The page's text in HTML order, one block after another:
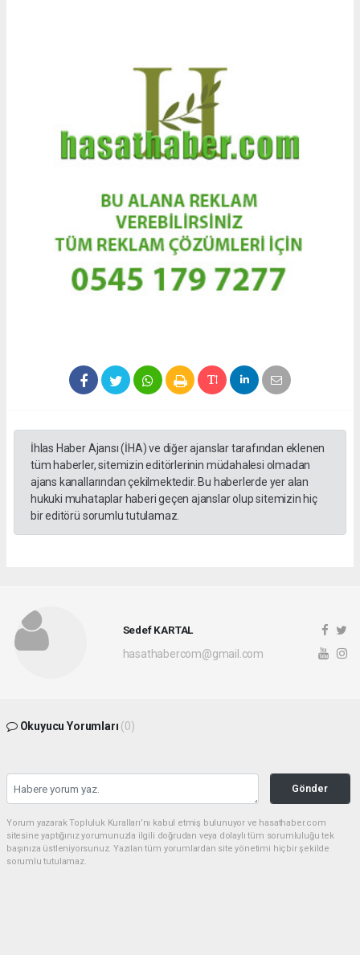
İhlas Haber Ajansı (İHA) ve diğer ajanslar tarafından eklenen
tüm haberler, sitemizin editörlerinin müdahalesi olmadan
ajans kanallarından çekilmektedir. Bu haberlerde yer alan
hukuki muhataplar haberi geçen ajanslar olup sitemizin hiç
bir editörü sorumlu tutulamaz.
Sedef KARTAL
hasathabercom@gmail.com
Okuyucu Yorumları (0)
Gönder
Yorum yazarak Topluluk Kuralları’nı kabul etmiş bulunuyor ve hasathaber.com
sitesine yaptığınız yorumunuzla ilgili doğrudan veya dolaylı tüm sorumluluğu tek
başınıza üstleniyorsunuz. Yazılan tüm yorumlardan site yönetimi hiçbir şekilde
sorumlu tutulamaz.